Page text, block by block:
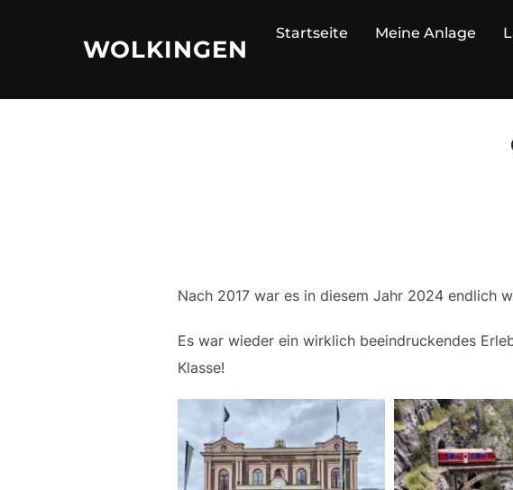
WOLKINGEN
Startseite Meine Anlage
Nach 2017 war es in diesem Jahr 2024 endlich
Es war wieder ein wirklich beeindruckendes
Klasse!